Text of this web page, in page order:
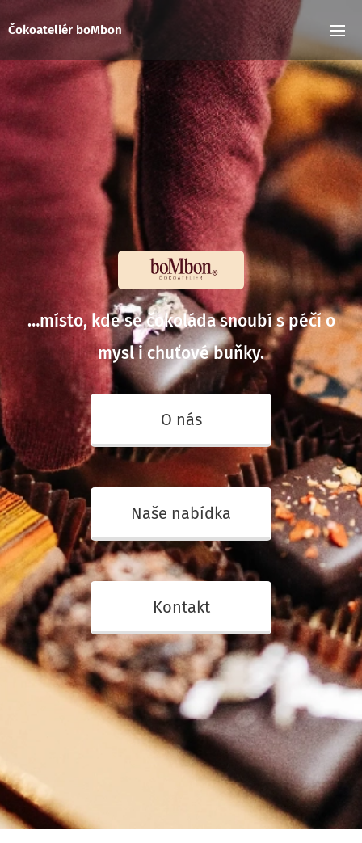
Čokoateliér boMbon
…místo, kde se čokoláda snoubí s péčí o
mysl i chuťové buňky.
O nás
Naše nabídka
Kontakt